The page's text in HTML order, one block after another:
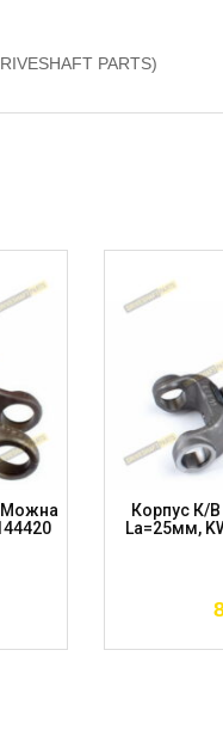
PARTS)
Корпус К/
La=25мм,